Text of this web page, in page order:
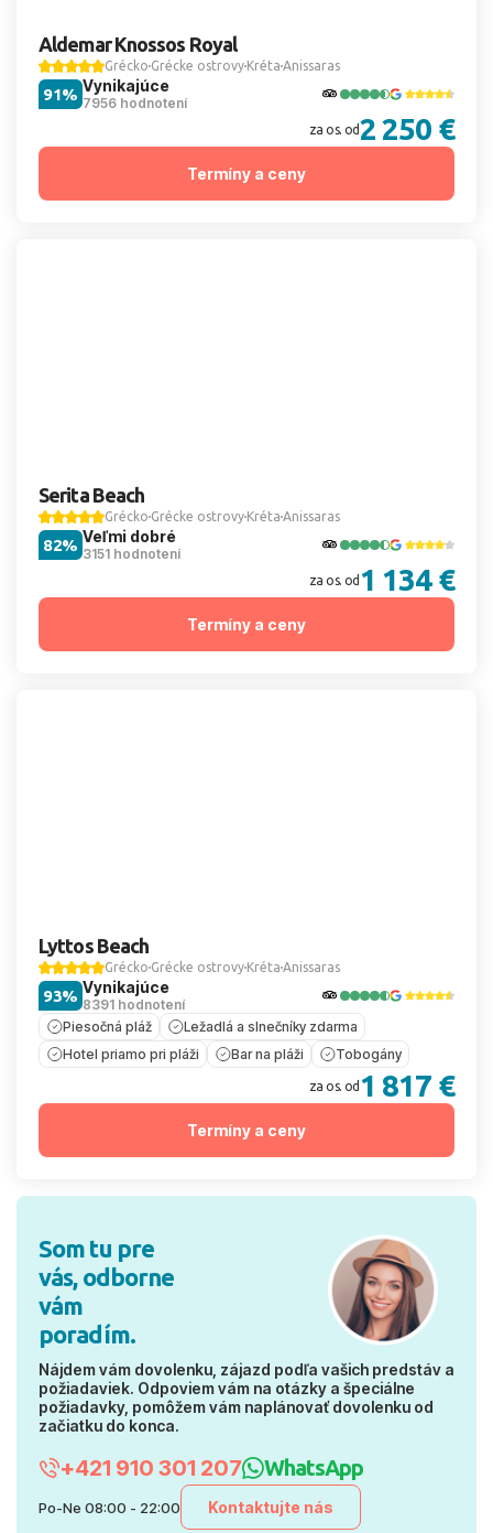
Aldemar Knossos Royal
Grécko Grécke ostrovy Kréta Anissaras
Vynikajúce
7956 hodnotení
91%
za os. od2 250 €
Termíny a ceny
Serita Beach
Grécko Grécke ostrovy Kréta Anissaras
Veľmi dobré
3151 hodnotení
82%
za os. od 1 134 €
Termíny a ceny
Lyttos Beach
Grécko Grécke ostrovy Kréta Anissaras
Vynikajúce
8391 hodnotení
93%
Piesočná pláž
Ležadlá a slnečníky zdarma
Hotel priamo pri pláži
Bar na pláži Tobogány
za os. od 1 817 €
Termíny a ceny
Som tu pre
vás, odborne
vám
poradím.
Nájdem vám dovolenku, zájazd podľa vašich predstáv a
požiadaviek. Odpoviem vám na otázky a špeciálne
požiadavky, pomôžem vám naplánovať dovolenku od
začiatku do konca.
+421 910 301 207 WhatsApp
Po-Ne 08:00 - 22:00 Kontaktujte nás